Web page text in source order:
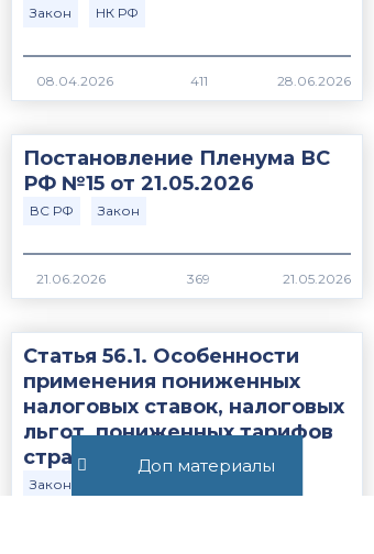
Доп материалы
Закон НК РФ
411
Постановление Пленума ВС
РФ №15 от 21.05.2026
ВС РФ Закон
369
Статья 56.1. Особенности
применения пониженных
налоговых ставок, налоговых
льгот, пониженных тарифов
страховых взносов н...
Закон